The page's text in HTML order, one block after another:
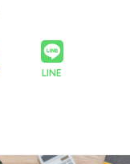
LINE